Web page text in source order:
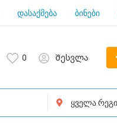
დასაქმება ბინები
0 Შესვლა